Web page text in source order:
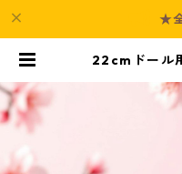
★
22cmドール
ート・ミニ
デ 若干難